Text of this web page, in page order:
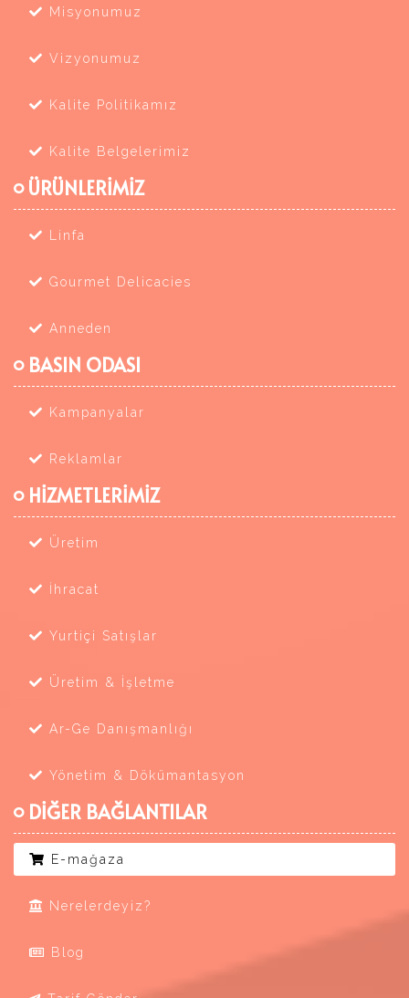
Misyonumuz
Vizyonumuz
Kalite Politikamız
Kalite Belgelerimiz
ÜRÜNLERİMİZ
Linfa
Gourmet Delicacies
Anneden
BASIN ODASI
Kampanyalar
Reklamlar
HİZMETLERİMİZ
Üretim
İhracat
Yurtiçi Satışlar
Üretim & İşletme
Ar-Ge Danışmanlığı
Yönetim & Dökümantasyon
DİĞER BAĞLANTILAR
E-mağaza
Nerelerdeyiz?
Blog